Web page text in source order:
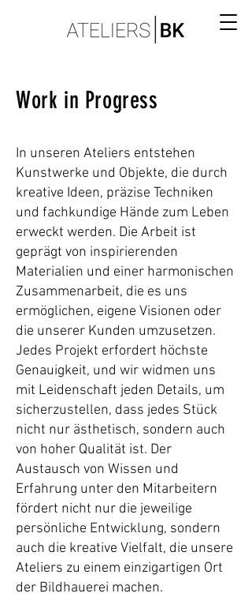
Work in Progress
In unseren Ateliers entstehen
Kunstwerke und Objekte, die durch
kreative Ideen, präzise Techniken
und fachkundige Hände zum Leben
erweckt werden. Die Arbeit ist
geprägt von inspirierenden
Materialien und einer harmonischen
Zusammenarbeit, die es uns
ermöglichen, eigene Visionen oder
die unserer Kunden umzusetzen.
Jedes Projekt erfordert höchste
Genauigkeit, und wir widmen uns
mit Leidenschaft jeden Details, um
sicherzustellen, dass jedes Stück
nicht nur ästhetisch, sondern auch
von hoher Qualität ist. Der
Austausch von Wissen und
Erfahrung unter den Mitarbeitern
fördert nicht nur die jeweilige
persönliche Entwicklung, sondern
auch die kreative Vielfalt, die unsere
Ateliers zu einem einzigartigen Ort
der Bildhauerei machen.